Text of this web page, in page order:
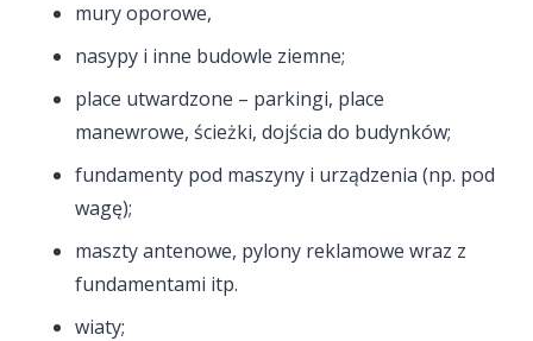
mury oporowe,
nasypy i inne budowle ziemne;
place utwardzone – parkingi, place
manewrowe, ścieżki, dojścia do budynków;
fundamenty pod maszyny i urządzenia (np. pod
wagę);
maszty antenowe, pylony reklamowe wraz z
fundamentami itp.
wiaty;